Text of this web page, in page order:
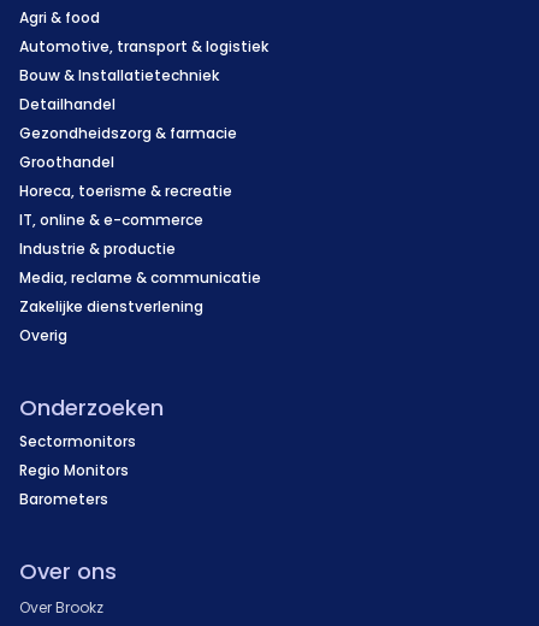
Agri & food
Automotive, transport & logistiek
Bouw & Installatietechniek
Detailhandel
Gezondheidszorg & farmacie
Groothandel
Horeca, toerisme & recreatie
IT, online & e-commerce
Industrie & productie
Media, reclame & communicatie
Zakelijke dienstverlening
Overig
Onderzoeken
Sectormonitors
Regio Monitors
Barometers
Over ons
Over Brookz